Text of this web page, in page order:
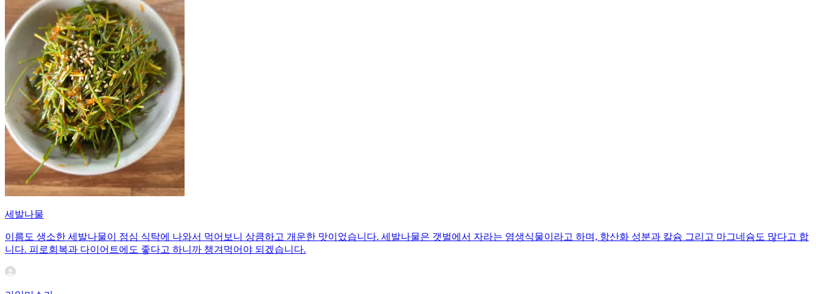
세발나물
이름도 생소한 세발나물이 점심 식탁에 나와서 먹어보니 상큼하고 개운한 맛이었습니다. 세발나물은 갯벌에서 자라는 염생식물이라고 하며, 항산화 성분과 칼슘 그리고 마그네슘도 많다고 합
니다. 피로회복과 다이어트에도 좋다고 하니까 챙겨먹어야 되겠습니다.